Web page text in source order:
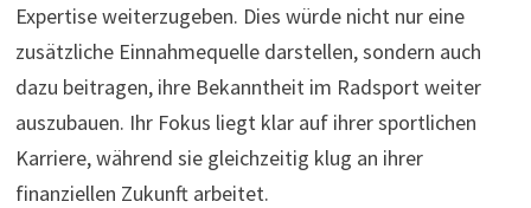
Expertise weiterzugeben. Dies würde nicht nur eine
zusätzliche Einnahmequelle darstellen, sondern auch
dazu beitragen, ihre Bekanntheit im Radsport weiter
auszubauen. Ihr Fokus liegt klar auf ihrer sportlichen
Karriere, während sie gleichzeitig klug an ihrer
finanziellen Zukunft arbeitet.